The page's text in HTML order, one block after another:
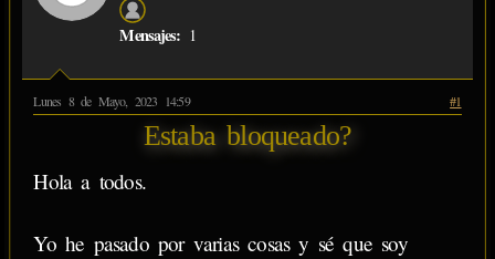
Mensajes: 1
Lunes 8 de Mayo, 2023 14:59 #1
Estaba bloqueado?
Hola a todos.
Yo he pasado por varias cosas y sé que soy